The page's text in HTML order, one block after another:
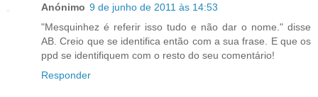
Anónimo 9 de junho de 2011 às 14:53
"Mesquinhez é referir isso tudo e não dar o nome." disse
AB. Creio que se identifica então com a sua frase. E que os
ppd se identifiquem com o resto do seu comentário!
Responder